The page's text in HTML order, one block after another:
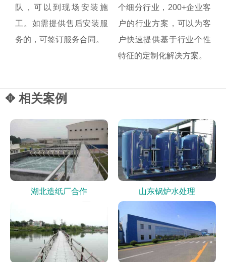
队，可以到现场安装施
工。如需提供售后安装服
务的，可签订服务合同。
个细分行业，200+企业客
户的行业方案，可以为客
户快速提供基于行业个性
特征的定制化解决方案。
✥ 相关案例
湖北造纸厂合作 山东锅炉水处理